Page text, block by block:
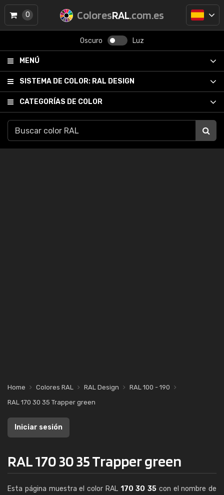
ColoresRAL.com.es
Oscuro Luz
MENÚ
SISTEMA DE COLOR: RAL DESIGN
CATEGORÍAS DE COLOR
0
Home Colores RAL RAL Design
RAL 100 - 190
RAL 170 30 35 Trapper green
Iniciar sesión
RAL 170 30 35 Trapper green
Esta página muestra el color RAL 170 30 35 con el nombre de